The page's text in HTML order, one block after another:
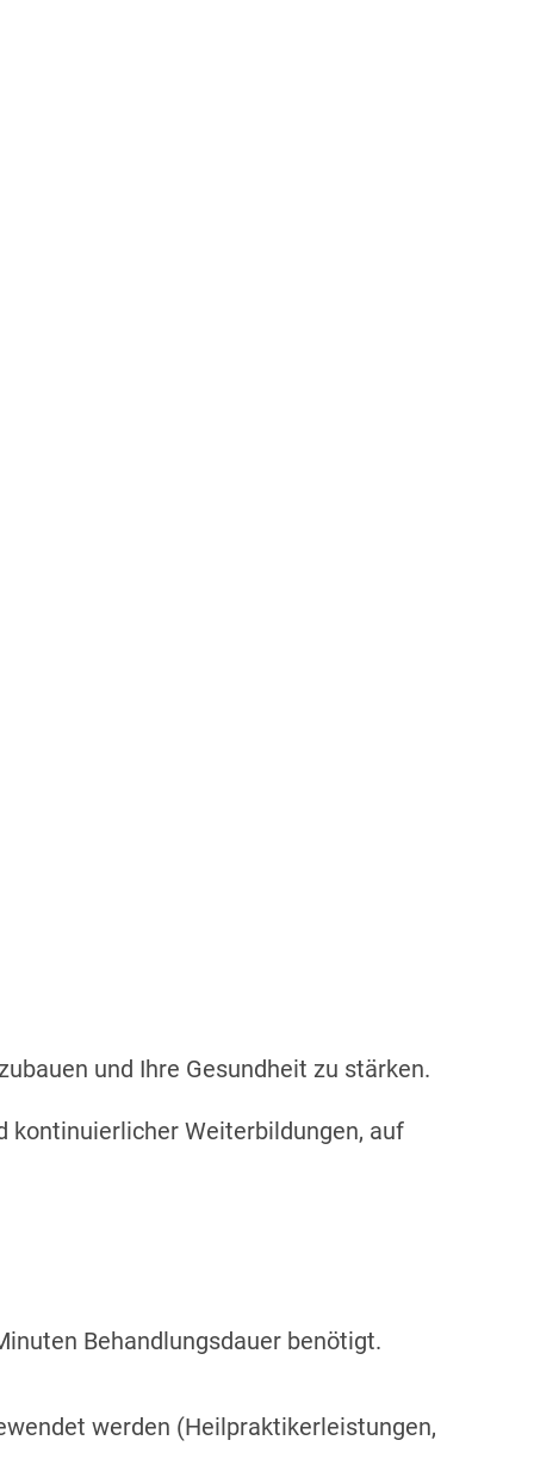
und Ihre Gesundheit zu stärken.
kontinuierlicher Weiterbildungen, auf
Behandlungsdauer benötigt.
werden (Heilpraktikerleistungen,